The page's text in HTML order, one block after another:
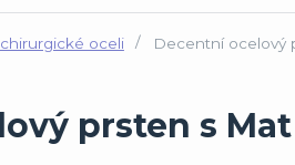
oceli Decentní ocelový
prsten s Mat